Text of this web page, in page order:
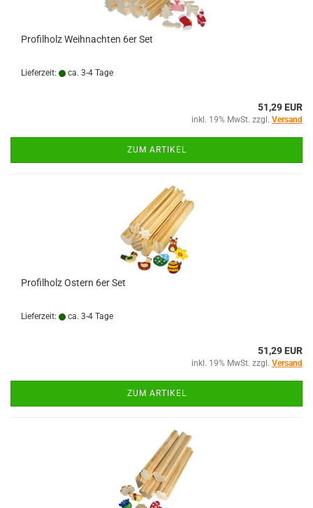
Profilholz Weihnachten 6er Set
Lieferzeit: ca. 3-4 Tage
51,29 EUR
inkl. 19% MwSt. zzgl. Versand
ZUM ARTIKEL
Profilholz Ostern 6er Set
Lieferzeit: ca. 3-4 Tage
51,29 EUR
inkl. 19% MwSt. zzgl. Versand
ZUM ARTIKEL